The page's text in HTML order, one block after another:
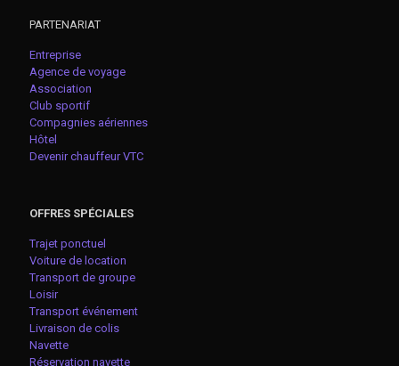
PARTENARIAT
Entreprise
Agence de voyage
Association
Club sportif
Compagnies aériennes
Hôtel
Devenir chauffeur VTC
OFFRES SPÉCIALES
Trajet ponctuel
Voiture de location
Transport de groupe
Loisir
Transport événement
Livraison de colis
Navette
Réservation navette